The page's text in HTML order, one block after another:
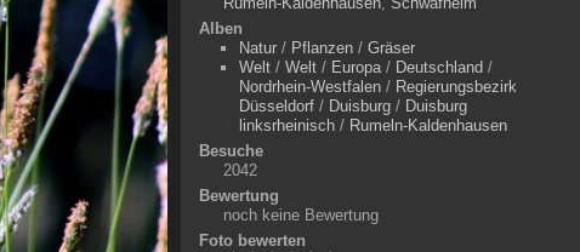
Alben
Natur/ Pflanzen/ Gräser
Welt/ Welt/ Europa/ Deutschland /
Nordrhein-Westfalen/ Regierungsbezirk
Düsseldorf/ Duisburg/ Duisburg
linksrheinisch/ Rumeln-Kaldenhausen
Besuche
2042
Bewertung
noch keine Bewertung
Foto bewerten